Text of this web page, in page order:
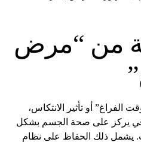
من “مرض
الفراغ” أو تأثير الانتكاس،
يركز على صحة الجسم بشكل
يشمل ذلك الحفاظ على نظام